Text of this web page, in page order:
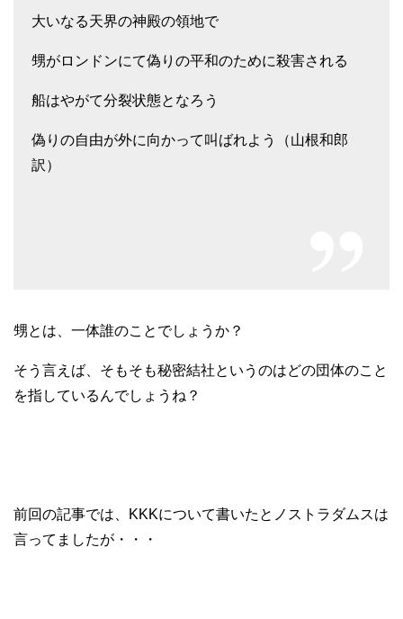
大いなる天界の神殿の領地で
甥がロンドンにて偽りの平和のために殺害される
船はやがて分裂状態となろう
偽りの自由が外に向かって叫ばれよう（山根和郎
訳）
甥とは、一体誰のことでしょうか？
そう言えば、そもそも秘密結社というのはどの団体のこと
を指しているんでしょうね？
前回の記事では、KKKについて書いたとノストラダムスは
言ってましたが・・・